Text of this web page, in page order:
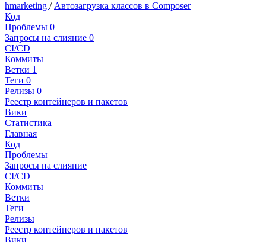
hmarketing / Автозагрузка классов в Composer
Код
Проблемы 0
Запросы на слияние 0
CI/CD
Коммиты
Ветки 1
Теги 0
Релизы 0
Реестр контейнеров и пакетов
Вики
Статистика
Главная
Код
Проблемы
Запросы на слияние
CI/CD
Коммиты
Ветки
Теги
Релизы
Реестр контейнеров и пакетов